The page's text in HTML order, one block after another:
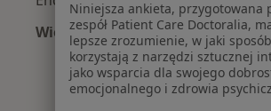
Więcej (6)
Więcej w kategorii:
Niniejsza ankieta, przygotowana
zespół Patient Care Doctoralia,
lepsze zrozumienie, w jaki
korzystają z narzędzi sztucznej
jako wsparcia dla swojego
emocjonalnego i zdrowia